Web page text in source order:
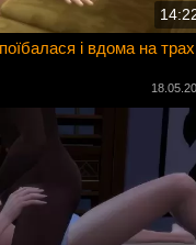
і вдома на трах